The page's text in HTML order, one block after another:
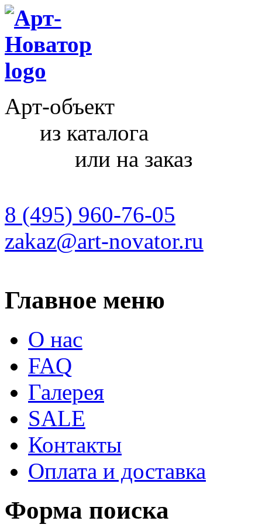
Арт-объект
из каталога
или на заказ
8 (495) 960-76-05
zakaz@art-novator.ru
Главное меню
О нас
FAQ
Галерея
SALE
Контакты
Оплата и доставка
Форма поиска